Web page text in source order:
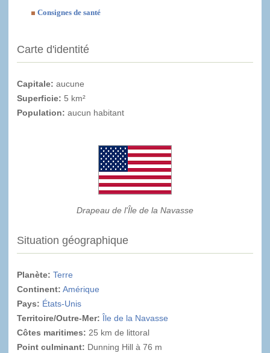
Consignes de santé
Carte d'identité
Capitale: aucune
Superficie: 5 km²
Population: aucun habitant
Drapeau de l'Île de la Navasse
Situation géographique
Planète: Terre
Continent: Amérique
Pays: États-Unis
Territoire/Outre-Mer: Île de la Navasse
Côtes maritimes: 25 km de littoral
Point culminant: Dunning Hill à 76 m